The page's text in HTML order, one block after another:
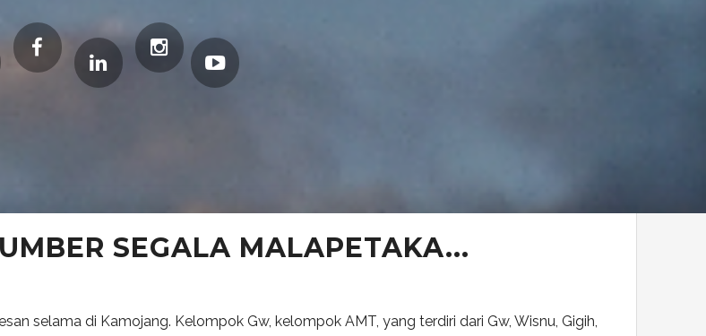
SEGALA MALAPETAKA...
selama di Kamojang. Kelompok Gw, kelompok AMT, yang terdiri dari Gw, Wisnu, Gigih,